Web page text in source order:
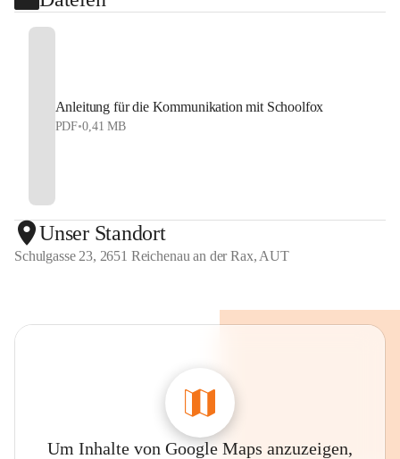
Anleitung für die Kommunikation mit Schoolfox
PDF•0,41 MB
Unser Standort
Schulgasse 23, 2651 Reichenau an der Rax, AUT
Um Inhalte von Google Maps anzuzeigen,